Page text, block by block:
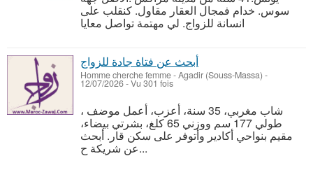
سوس. خدام فمجال العقار مقاول. كنقلب على
انسانة للزواج. لي مهتمة تواصل معايا
أبحث عن فتاة جادة للزواج
Homme cherche femme-Agadir (Souss-Massa) -
12/07/2026 - Vu 301 fois
شاب مغربي، 35 سنة، أعزب، أعمل موضف ،
طولي 177 سم ووزني 65 كلغ، بشرتي بيضاء،
مقيم بنواحي أكادير وأتوفر على سكن قار. أبحث
عن شريكة ح...